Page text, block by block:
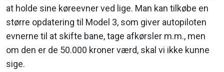
at holde sine køreevner ved lige. Man kan tilkøbe en
større opdatering til Model 3, som giver autopiloten
evnerne til at skifte bane, tage afkørsler m.m., men
om den er de 50.000 kroner værd, skal vi ikke kunne
sige.